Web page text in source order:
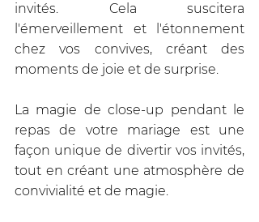
invités. Cela suscitera
l'émerveillement et l'étonnement
chez vos convives, créant des
moments de joie et de surprise.
La magie de close-up pendant le
repas de votre mariage est une
façon unique de divertir vos invités,
tout en créant une atmosphère de
convivialité et de magie.